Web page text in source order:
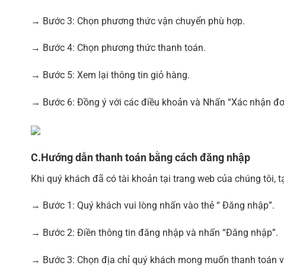
→ Bước 3: Chọn phương thức vận chuyển phù hợp.
→ Bước 4: Chọn phương thức thanh toán.
→ Bước 5: Xem lại thông tin giỏ hàng.
→ Bước 6: Đồng ý với các điều khoản và Nhấn “Xác nhận
C.Hướng dẫn thanh toán bằng cách đăng nhập
Khi quý khách đã có tài khoản tại trang web của chúng tôi,
→ Bước 1: Quý khách vui lòng nhấn vào thẻ “ Đăng nhập”.
→ Bước 2: Điền thông tin đăng nhập và nhấn “Đăng nhập”.
→ Bước 3: Chọn địa chỉ quý khách mong muốn thanh toán